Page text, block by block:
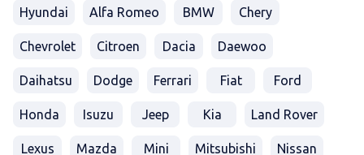
Hyundai Alfa Romeo BMW Chery
Chevrolet Citroen Dacia Daewoo
Daihatsu Dodge Ferrari Fiat Ford
Honda Isuzu Jeep Kia Land Rover
Lexus Mazda Mini Mitsubishi Nissan